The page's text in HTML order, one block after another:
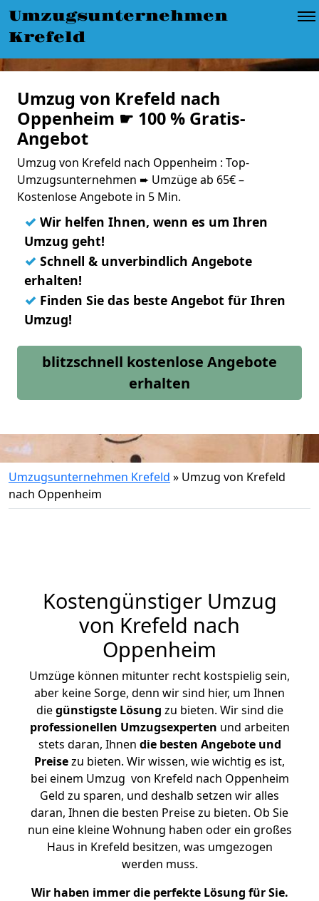
Umzugsunternehmen
Krefeld
Umzug von Krefeld nach
Oppenheim ☛ 100 % Gratis-
Angebot
Umzug von Krefeld nach Oppenheim : Top-
Umzugsunternehmen ➨ Umzüge ab 65€ –
Kostenlose Angebote in 5 Min.
✓ Wir helfen Ihnen, wenn es um Ihren
Umzug geht!
✓ Schnell & unverbindlich Angebote
erhalten!
✓ Finden Sie das beste Angebot für Ihren
Umzug!
blitzschnell kostenlose Angebote
erhalten
Umzugsunternehmen Krefeld » Umzug von Krefeld
nach Oppenheim
Kostengünstiger Umzug
von Krefeld nach
Oppenheim
Umzüge können mitunter recht kostspielig sein,
aber keine Sorge, denn wir sind hier, um Ihnen
diegünstigste Lösung zu bieten. Wir sind die
professionellen Umzugsexperten und arbeiten
stets daran, Ihnen die besten Angebote und
Preisezu bieten. Wir wissen, wie wichtig es ist,
bei einem Umzug von Krefeld nach Oppenheim
Geld zu sparen, und deshalb setzen wir alles
daran, Ihnen die besten Preise zu bieten. Ob Sie
nun eine kleine Wohnung haben oder ein großes
Haus in Krefeld besitzen, was umgezogen
werden muss.
Wir haben immer die perfekte Lösung für Sie.